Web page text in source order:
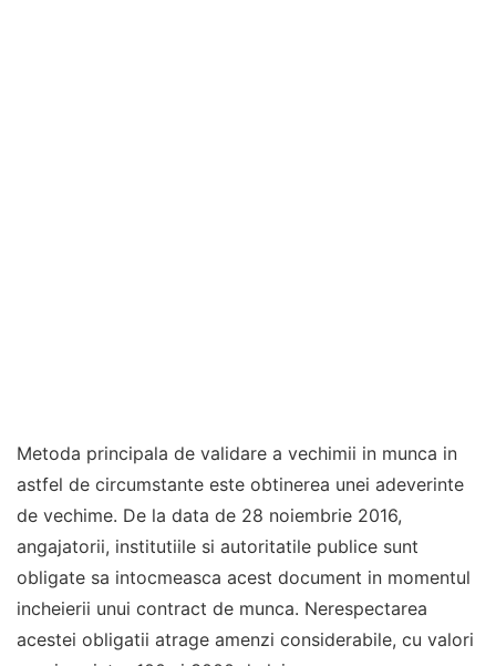
Metoda principala de validare a vechimii in munca in
astfel de circumstante este obtinerea unei adeverinte
de vechime. De la data de 28 noiembrie 2016,
angajatorii, institutiile si autoritatile publice sunt
obligate sa intocmeasca acest document in momentul
incheierii unui contract de munca. Nerespectarea
acestei obligatii atrage amenzi considerabile, cu valori